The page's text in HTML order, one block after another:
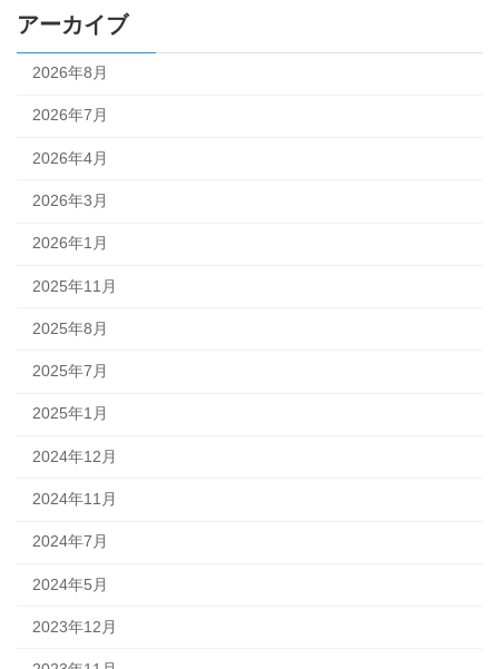
アーカイブ
2026年8月
2026年7月
2026年4月
2026年3月
2026年1月
2025年11月
2025年8月
2025年7月
2025年1月
2024年12月
2024年11月
2024年7月
2024年5月
2023年12月